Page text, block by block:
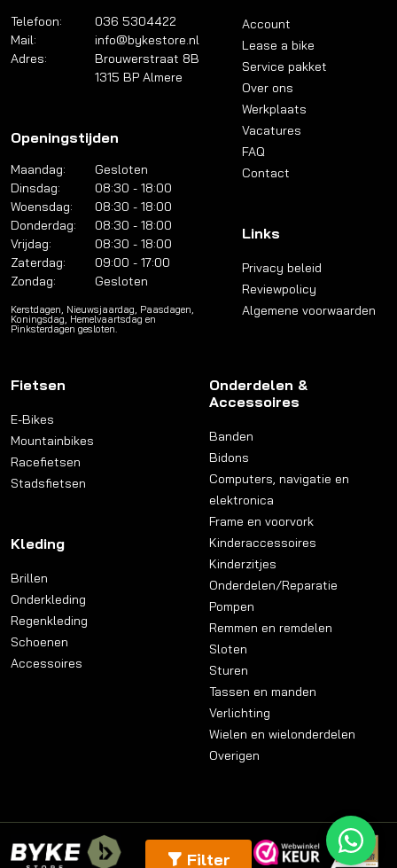
Filter
Telefoon:
036 5304422
Mail:
info@bykestore.nl
Adres:
Brouwerstraat 8B
1315 BP Almere
Openingstijden
Maandag:
Gesloten
Dinsdag:
08:30 - 18:00
Woensdag:
08:30 - 18:00
Donderdag:
08:30 - 18:00
Vrijdag:
08:30 - 18:00
Zaterdag:
09:00 - 17:00
Zondag:
Gesloten
Kerstdagen, Nieuwsjaardag, Paasdagen,
Koningsdag, Hemelvaartsdag en
Pinksterdagen gesloten.
Account
Lease a bike
Service pakket
Over ons
Werkplaats
Vacatures
FAQ
Contact
Links
Privacy beleid
Reviewpolicy
Algemene voorwaarden
Fietsen
E-Bikes
Mountainbikes
Racefietsen
Stadsfietsen
Kleding
Brillen
Onderkleding
Regenkleding
Schoenen
Accessoires
Onderdelen &
Accessoires
Banden
Bidons
Computers, navigatie en
elektronica
Frame en voorvork
Kinderaccessoires
Kinderzitjes
Onderdelen/Reparatie
Pompen
Remmen en remdelen
Sloten
Sturen
Tassen en manden
Verlichting
Wielen en wielonderdelen
Overigen